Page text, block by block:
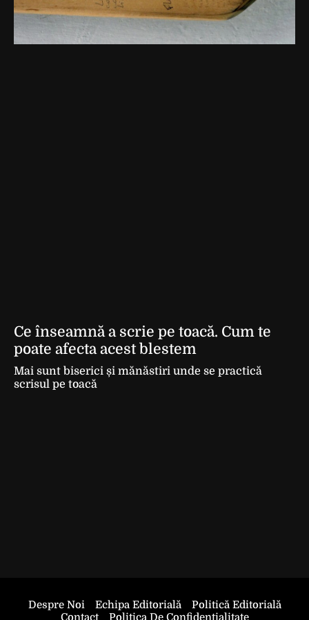
Ce înseamnă a scrie pe toacă. Cum te
poate afecta acest blestem
Mai sunt biserici și mănăstiri unde se practică
scrisul pe toacă
Despre Noi Echipa Editorială
Politică Editorială
Contact
Politica De Confidentialitate